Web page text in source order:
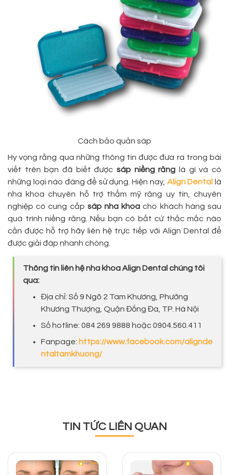
Cách bảo quản sáp
Hy vọng rằng qua những thông tin được đưa ra trong bài
viết trên bạn đã biết được sáp niềng răng là gì và có
những loại nào đáng để sử dụng. Hiện nay, Align Dental
là
nha khoa chuyên hỗ trợ thẩm mỹ răng uy tín, chuyên
nghiệp có cung cấp sáp nha khoa cho khách hàng sau
quá trình niềng răng. Nếu bạn có bất cứ thắc mắc nào
cần được hỗ trợ hãy liên hệ trực tiếp với Align Dental để
được giải đáp nhanh chóng.
Thông tin liên hệ nha khoa Align Dental chúng tôi
qua:
Địa chỉ: Số 9 Ngõ 2 Tam Khương, Phường
Khương Thượng, Quận Đống Đa, TP. Hà Nội
Số hotline: 084 269 9888 hoặc 0904.560.411
Fanpage: https://www.facebook.com/alignde
ntaltamkhuong/
TIN TỨC LIÊN QUAN